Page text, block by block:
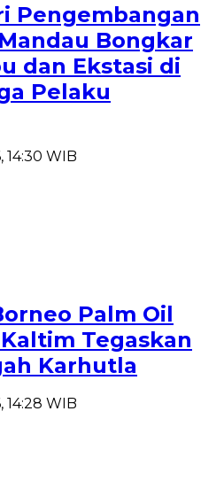
Pengembangan
Bongkar
dan Ekstasi di
Pelaku
14:30 WIB
Palm Oil
Tegaskan
Karhutla
14:28 WIB